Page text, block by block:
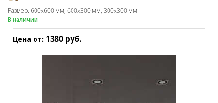
Размер: 600x600 мм 600x300 мм 300x300 мм
В наличии
Цена от: 1380 руб.